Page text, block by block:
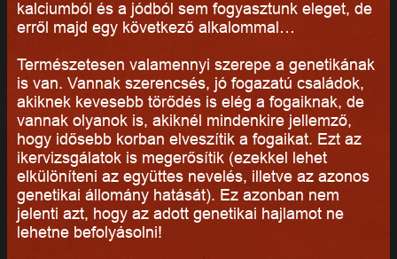
kalciumból és a jódból sem fogyasztunk eleget, de
erről majd egy következő alkalommal…
Természetesen valamennyi szerepe a genetikának
is van. Vannak szerencsés, jó fogazatú családok,
akiknek kevesebb törődés is elég a fogaiknak, de
vannak olyanok is, akiknél mindenkire jellemző,
hogy idősebb korban elveszítik a fogaikat. Ezt az
ikervizsgálatok is megerősítik (ezekkel lehet
elkülöníteni az együttes nevelés, illetve az azonos
genetikai állomány hatását). Ez azonban nem
jelenti azt, hogy az adott genetikai hajlamot ne
lehetne befolyásolni!